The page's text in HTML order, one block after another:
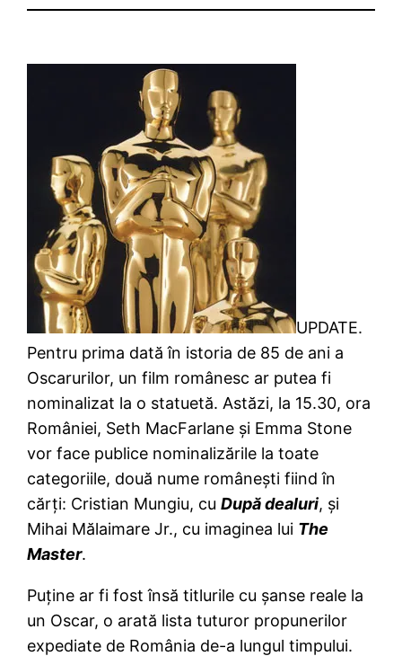
UPDATE.
Pentru prima dată în istoria de 85 de ani a
Oscarurilor, un film românesc ar putea fi
nominalizat la o statuetă. Astăzi, la 15.30, ora
României, Seth MacFarlane şi Emma Stone
vor face publice nominalizările la toate
categoriile, două nume româneşti fiind în
cărţi: Cristian Mungiu, cuDupă dealuri, şi
Mihai Mălaimare Jr., cu imaginea lui The
Master.
Puţine ar fi fost însă titlurile cu şanse reale la
un Oscar, o arată lista tuturor propunerilor
expediate de România de-a lungul timpului.